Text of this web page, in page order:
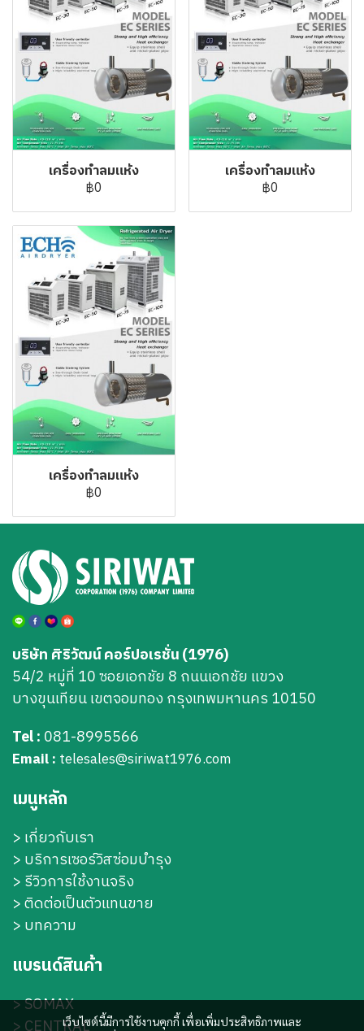
เครื่องทำลมแห้ง
฿0
เครื่องทำลมแห้ง
฿0
เครื่องทำลมแห้ง
฿0
เว็บไซต์นี้มีการใช้งานคุกกี้ เพื่อเพิ่มประสิทธิภาพและ
บริษัท ศิริวัฒน์ คอร์ปอเรชั่น (1976)
54/2 หมู่ที่ 10 ซอยเอกชัย 8 ถนนเอกชัย แขวง
บางขุนเทียน เขตจอมทอง กรุงเทพมหานคร 10150
Tel : 081-8995566
Email : telesales@siriwat1976.com
เมนูหลัก
> เกี่ยวกับเรา
> บริการเซอร์วิสซ่อมบำรุง
> รีวิวการใช้งานจริง
> ติดต่อเป็นตัวแทนขาย
> บทความ
แบรนด์สินค้า
>SOMAX